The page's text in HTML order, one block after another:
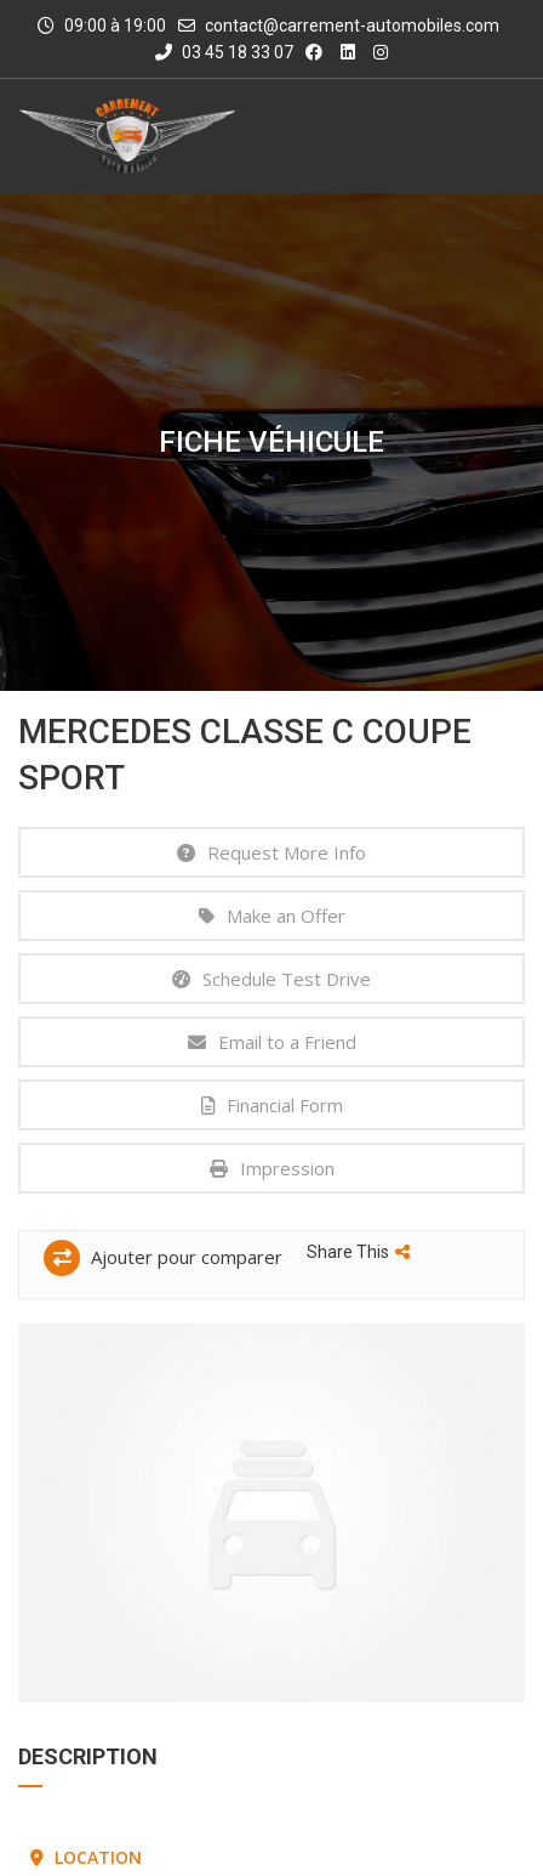
09:00 à 19:00
contact@carrement-automobiles.com
03 45 18 33 07
FICHE VÉHICULE
MERCEDES CLASSE C COUPE
SPORT
Request More Info
Make an Offer
Schedule Test Drive
Email to a Friend
Financial Form
Impression
Ajouter pour comparer Share This
DESCRIPTION
LOCATION